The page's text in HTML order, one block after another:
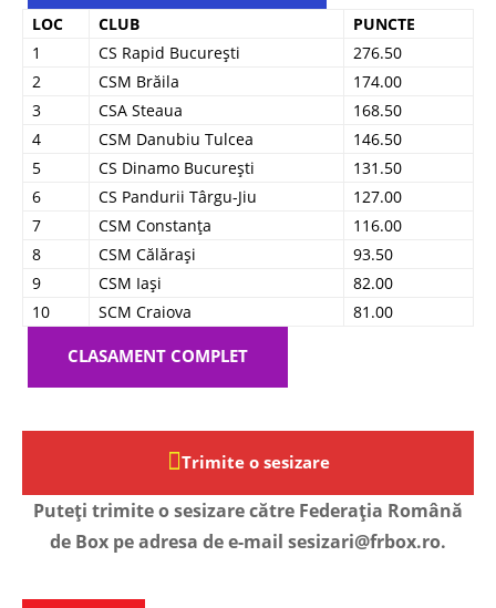
LOC CLUB
PUNCTE
1
CS Rapid București
276.50
2
CSM Brăila
174.00
3
CSA Steaua
168.50
4
CSM Danubiu Tulcea
146.50
5
CS Dinamo București
131.50
6
CS Pandurii Târgu-Jiu
127.00
7
CSM Constanța
116.00
8
CSM Călărași
93.50
9
CSM Iași
82.00
10
SCM Craiova 81.00
CLASAMENT COMPLET
Trimite o sesizare
Puteți trimite o sesizare către Federația Română
de Box pe adresa de e-mail sesizari@frbox.ro.